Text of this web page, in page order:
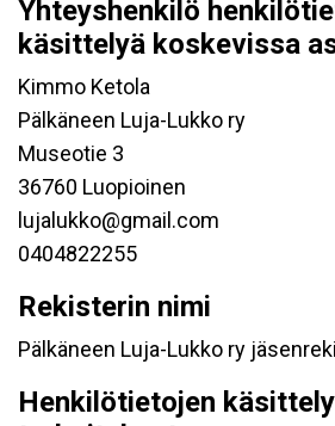
Yhteyshenkilö
käsittelyä koskevissa
Kimmo Ketola
Pälkäneen Luja-Lukko ry
Museotie 3
36760 Luopioinen
lujalukko@gmail.com
0404822255
Rekisterin nimi
Pälkäneen Luja-Lukko ry
Henkilötietojen